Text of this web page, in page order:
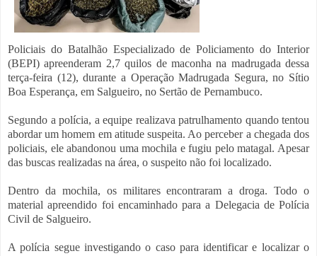
Policiais do Batalhão Especializado de Policiamento do Interior
(BEPI) apreenderam 2,7 quilos de maconha na madrugada dessa
terça-feira (12), durante a Operação Madrugada Segura, no Sítio
Boa Esperança, em Salgueiro, no Sertão de Pernambuco.
Segundo a polícia, a equipe realizava patrulhamento quando tentou
abordar um homem em atitude suspeita. Ao perceber a chegada dos
policiais, ele abandonou uma mochila e fugiu pelo matagal. Apesar
das buscas realizadas na área, o suspeito não foi localizado.
Dentro da mochila, os militares encontraram a droga. Todo o
material apreendido foi encaminhado para a Delegacia de Polícia
Civil de Salgueiro.
A polícia segue investigando o caso para identificar e localizar o